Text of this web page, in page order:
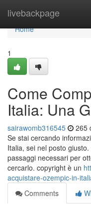
livebackpage
Home
Home
1
Come
Italia: Una
sairawomb316545 265
Se stai cercando
Italia, sei nel posto
passaggi necessari per
cercarlo. copyright è un
acquistare-ozempic-in-
Comments